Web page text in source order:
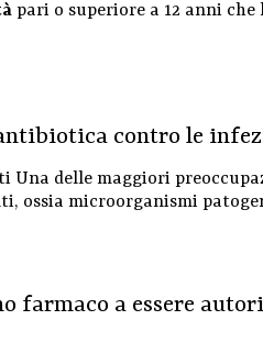
pari o superiore a 12 anni
contro le
Una delle maggiori
ossia microorganismi
farmaco a essere